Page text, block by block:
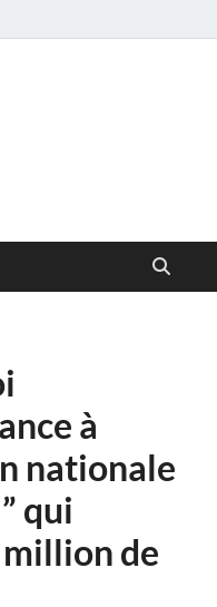
à
nationale
qui
de